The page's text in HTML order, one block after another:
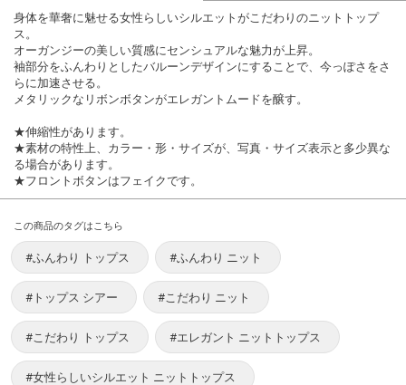
身体を華奢に魅せる女性らしいシルエットがこだわりのニットトップ
ス。
オーガンジーの美しい質感にセンシュアルな魅力が上昇。
袖部分をふんわりとしたバルーンデザインにすることで、今っぽさをさ
らに加速させる。
メタリックなリボンボタンがエレガントムードを醸す。
★伸縮性があります。
★素材の特性上、カラー・形・サイズが、写真・サイズ表示と多少異な
る場合があります。
★フロントボタンはフェイクです。
この商品のタグはこちら
#ふんわり トップス #ふんわり ニット
#トップス シアー #こだわり ニット
#こだわり トップス #エレガント ニットトップス
#女性らしいシルエット ニットトップス